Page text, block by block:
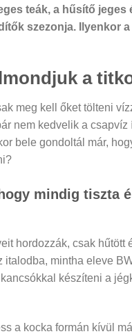
teák, a hűsítő
szezonja. Ilyenkor
a
meg kell őket tölteni
nem kedvelik a
bele gondoltál már,
mindig tiszta
hordozzák, csak
mintha eleve
készíteni a
a kocka formán kívül